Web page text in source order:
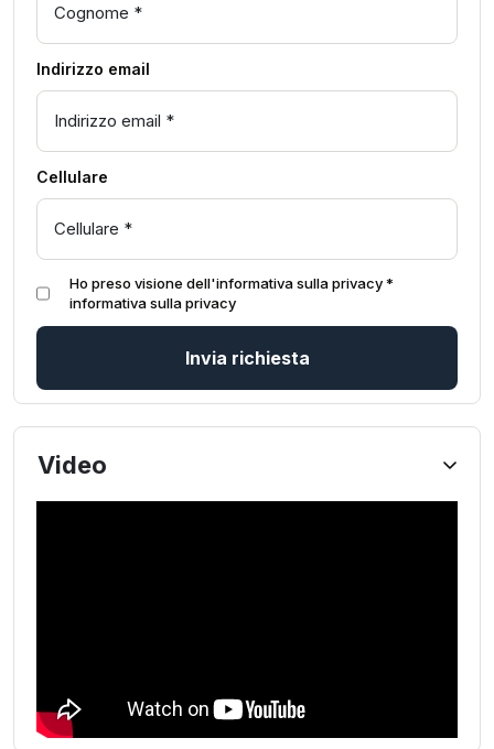
Indirizzo email
Cellulare
Ho preso visione dell'informativa sulla privacy *
informativa sulla privacy
Invia richiesta
Video